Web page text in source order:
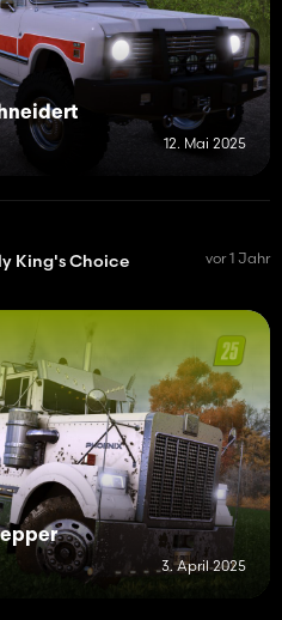
12. Mai 2025
King's Choice
vor 1 Jahr
3. April 2025